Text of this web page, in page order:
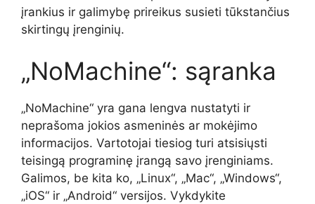
įrankius ir galimybę prireikus susieti tūkstančius
skirtingų įrenginių.
„NoMachine“: sąranka
„NoMachine“ yra gana lengva nustatyti ir
neprašoma jokios asmeninės ar mokėjimo
informacijos. Vartotojai tiesiog turi atsisiųsti
teisingą programinę įrangą savo įrenginiams.
Galimos, be kita ko, „Linux“, „Mac“, „Windows“,
„iOS“ ir „Android“ versijos. Vykdykite